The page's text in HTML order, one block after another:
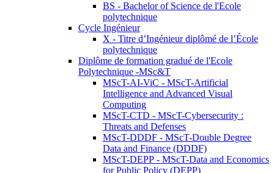
BS - Bachelor of Science de l'Ecole
polytechnique
Cycle Ingénieur
X - Titre d’Ingénieur diplômé de l’École
polytechnique
Diplôme de formation gradué de l'Ecole
Polytechnique -MSc&T
MScT-AI-ViC - MScT-Artificial
Intelligence and Advanced Visual
Computing
MScT-CTD - MScT-Cybersecurity :
Threats and Defenses
MScT-DDDF - MScT-Double Degree
Data and Finance (DDDF)
MScT-DEPP - MScT-Data and Economics
for Public Policy (DEPP)